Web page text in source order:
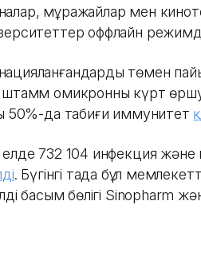
мұражайлар мен
оффлайн
төмен
омикронның күрт
50%-да табиғи иммунитет
732 104 инфекция және
. Бүгінгі таңда бұл
басым бөлігі Sinopharm